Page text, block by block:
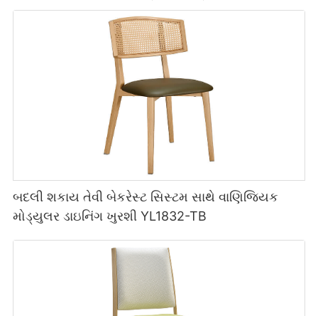
બદલી શકાય તેવી બેકરેસ્ટ સિસ્ટમ સાથે વાણિજ્યિક
મોડ્યુલર ડાઇનિંગ ખુરશી YL1832-TB